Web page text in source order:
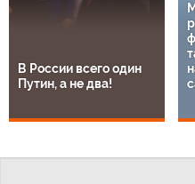
В России всего один
Путин, а не два!